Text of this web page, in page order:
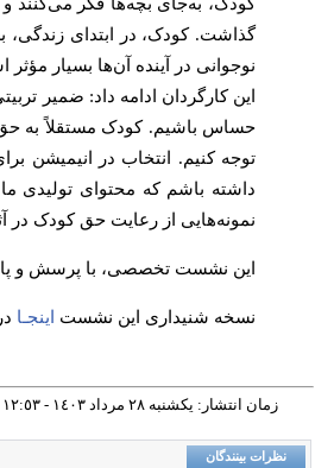
کودک، به‌جای بچه‌ها فکر می‌کنند و
گذاشت. کودک، در ابتدای زندگی،
نوجوانی در آینده آن‌ها بسیار
این کارگردان ادامه داد: ضمیر
حساس باشیم. کودک مستقلاً به
توجه کنیم. انتخاب در انیمیشن
داشته باشم که محتوای تولیدی
نمونه‌هایی از رعایت حق کودک در
این نشست تخصصی، با پرسش و
نسخه شنیداری این نشست اینجـا
زمان انتشار: يکشنبه ٢٨ مرداد ١٤٠٣ - ١٢:٥٣ |
نظرات بینندگان